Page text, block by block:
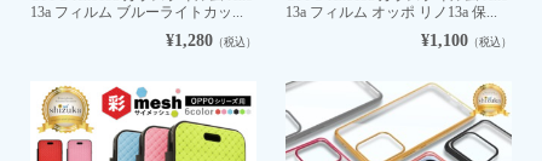
13a フィルム ブルーライトカッ...
¥1,280（税込）
13a フィルム オッポ リノ13a 保...
¥1,100 （税込）